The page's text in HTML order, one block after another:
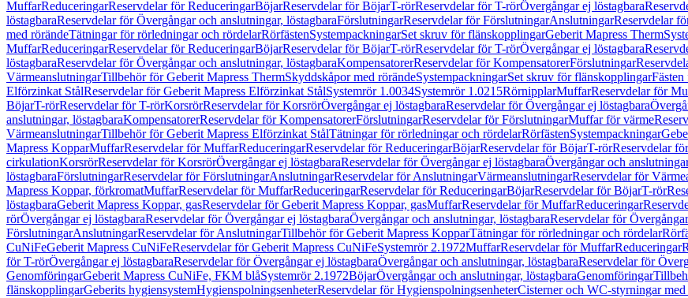
MuffarReduceringarReservdelar för ReduceringarBöjarReservdelar för BöjarT-rörReservdelar för T-rörÖvergångar ej löstagbara
löstagbaraReservdelar för Övergångar och anslutningar, löstagbaraFörslutningarReservdelar för FörslutningarAnslutningarReservdelar
med rörändeTätningar för rörledningar och rördelarRörfästenSystempackningarSet skruv för flänskopplingarGeberit Mapress Therm
MuffarReduceringarReservdelar för ReduceringarBöjarReservdelar för BöjarT-rörReservdelar för T-rörÖvergångar ej löstagbara
löstagbaraReservdelar för Övergångar och anslutningar, löstagbaraKompensatorerReservdelar för KompensatorerFörslutningar
VärmeanslutningarTillbehör för Geberit Mapress ThermSkyddskåpor med rörändeSystempackningarSet skruv för flänskopplingar
Elförzinkat StålReservdelar för Geberit Mapress Elförzinkat StålSystemrör 1.0034Systemrör 1.0215RörnipplarMuffarReservdelar för
BöjarT-rörReservdelar för T-rörKorsrörReservdelar för KorsrörÖvergångar ej löstagbaraReservdelar för Övergångar ej löstagbara
anslutningar, löstagbaraKompensatorerReservdelar för KompensatorerFörslutningarReservdelar för FörslutningarMuffar för värme
VärmeanslutningarTillbehör för Geberit Mapress Elförzinkat StålTätningar för rörledningar och rördelarRörfästenSystempackningar
Mapress KopparMuffarReservdelar för MuffarReduceringarReservdelar för ReduceringarBöjarReservdelar för BöjarT-rörReservdelar
cirkulationKorsrörReservdelar för KorsrörÖvergångar ej löstagbaraReservdelar för Övergångar ej löstagbaraÖvergångar och
löstagbaraFörslutningarReservdelar för FörslutningarAnslutningarReservdelar för AnslutningarVärmeanslutningarReservdelar för
Mapress Koppar, förkromatMuffarReservdelar för MuffarReduceringarReservdelar för ReduceringarBöjarReservdelar för BöjarT-rör
löstagbaraGeberit Mapress Koppar, gasReservdelar för Geberit Mapress Koppar, gasMuffarReservdelar för MuffarReduceringar
rörÖvergångar ej löstagbaraReservdelar för Övergångar ej löstagbaraÖvergångar och anslutningar, löstagbaraReservdelar för
FörslutningarAnslutningarReservdelar för AnslutningarTillbehör för Geberit Mapress KopparTätningar för rörledningar och rördelar
CuNiFeGeberit Mapress CuNiFeReservdelar för Geberit Mapress CuNiFeSystemrör 2.1972MuffarReservdelar för MuffarReduceringar
för T-rörÖvergångar ej löstagbaraReservdelar för Övergångar ej löstagbaraÖvergångar och anslutningar, löstagbaraReservdelar för
GenomföringarGeberit Mapress CuNiFe, FKM blåSystemrör 2.1972BöjarÖvergångar och anslutningar, löstagbaraGenomföringar
flänskopplingarGeberits hygiensystemHygienspolningsenheterReservdelar för HygienspolningsenheterCisterner och WC-styrningar